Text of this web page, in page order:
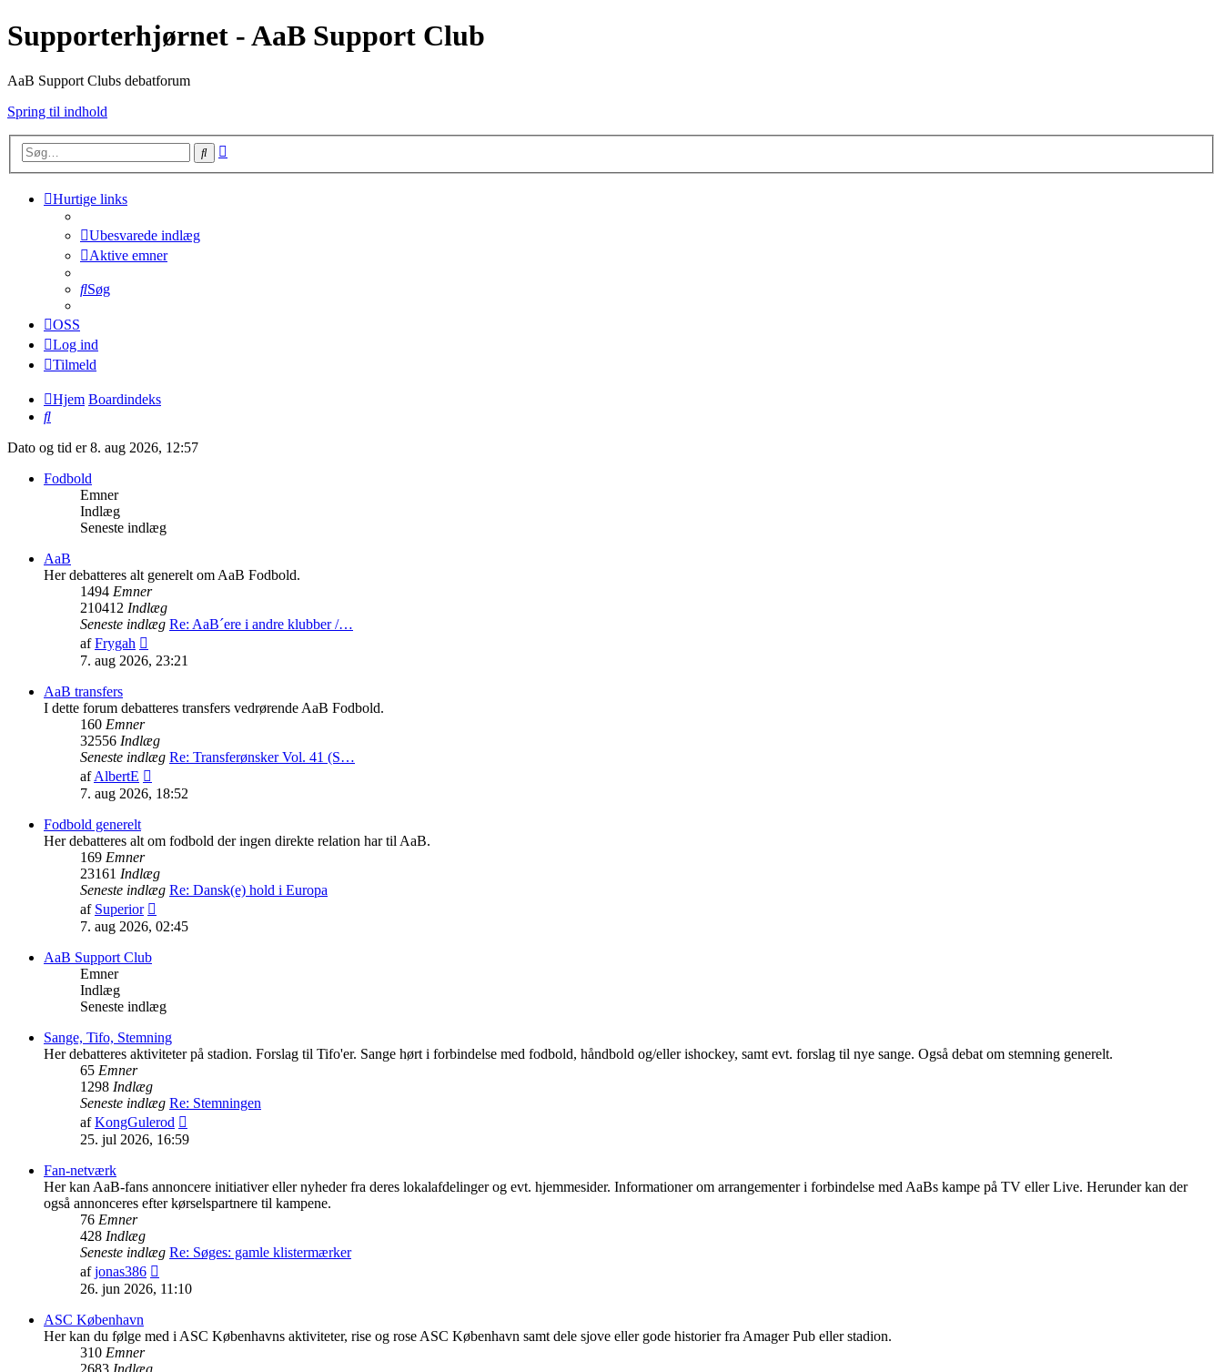
Supporterhjørnet - AaB Support Club
AaB Support Clubs debatforum
Spring til indhold
Søg
Hurtige links
Ubesvarede indlæg
Aktive emner
Søg
OSS
Log ind
Tilmeld
Hjem Boardindeks
Søg
Dato og tid er 8. aug 2026, 12:57
Fodbold
Emner
Indlæg
Seneste indlæg
AaB
Her debatteres alt generelt om AaB Fodbold.
1494 Emner
210412 Indlæg
Seneste indlæg Re: AaB´ere i andre klubber /…
afFrygah
det
7. aug 2026, 23:21
AaB transfers
I dette forum debatteres transfers vedrørende AaB Fodbold.
160 Emner
32556 Indlæg
Seneste indlæg Re: Transferønsker Vol. 41 (S…
afAlbertE
det
7. aug 2026, 18:52
Fodbold generelt
Her debatteres alt om fodbold der ingen direkte relation har til AaB.
169 Emner
23161 Indlæg
Seneste indlæg Re: Dansk(e) hold i Europa
af Superior
det
7. aug 2026, 02:45
AaB Support Club
Emner
Indlæg
Seneste indlæg
Sange, Tifo, Stemning
Her debatteres aktiviteter på stadion. Forslag til Tifo'er. Sange hørt i forbindelse med fodbold, håndbold og/eller ishockey, samt evt. forslag til nye sange. Også debat om stemning generelt.
65 Emner
1298 Indlæg
Seneste indlæg Re: Stemningen
afKongGulerod
det
25. jul 2026, 16:59
Fan-netværk
Her kan AaB-fans annoncere initiativer eller nyheder fra deres lokalafdelinger og evt. hjemmesider. Informationer om arrangementer i forbindelse med AaBs kampe på TV eller Live. Herunder kan der
også annonceres efter kørselspartnere til kampene.
76 Emner
428 Indlæg
Seneste indlæg Re: Søges: gamle klistermærker
afjonas386
det
26. jun 2026, 11:10
ASC København
Her kan du følge med i ASC Københavns aktiviteter, rise og rose ASC København samt dele sjove eller gode historier fra Amager Pub eller stadion.
310 Emner